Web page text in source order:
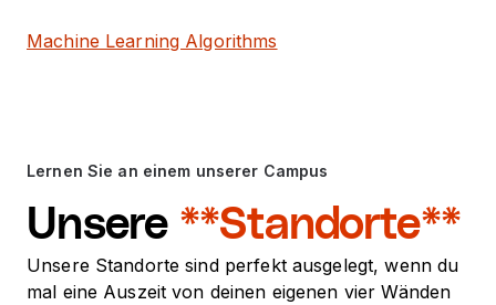
Machine Learning Algorithms
Lernen Sie an einem unserer Campus
Unsere **Standorte**
Unsere Standorte sind perfekt ausgelegt, wenn du
mal eine Auszeit von deinen eigenen vier Wänden